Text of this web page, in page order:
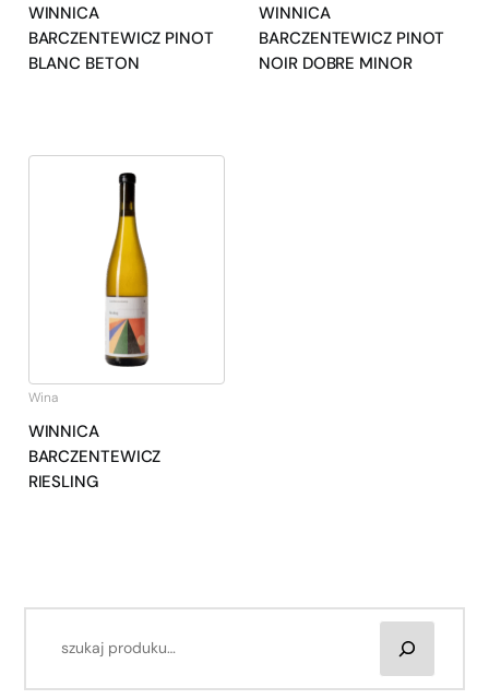
WINNICA
BARCZENTEWICZ PINOT
BLANC BETON
WINNICA
BARCZENTEWICZ PINOT
NOIR DOBRE MINOR
Wina
WINNICA
BARCZENTEWICZ
RIESLING